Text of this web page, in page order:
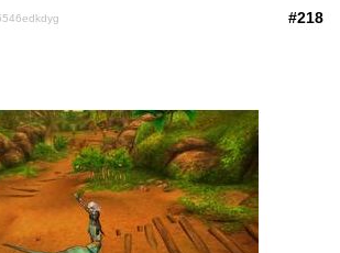
#218